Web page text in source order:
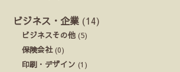
ビジネス・企業 (14)
ビジネスその他 (5)
保険会社(0)
印刷・デザイン (1)